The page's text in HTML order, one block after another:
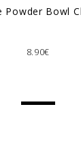
Powder Bowl
8.90€